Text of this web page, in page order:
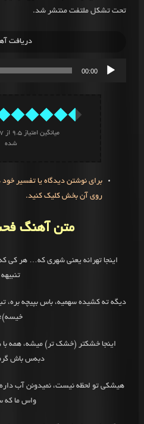
تحت تشکل ملتفت منتشر شد.
دریافت
پخش‌کننده
00:00
میانگین امتیاز9.5 از
شده
برای نوشتن دیدگاه یا تفسیر
روی آن بخش کلیک کنید.
متن آهنگ
اینجا تهرانه یعنی‌ شهری که… هر کی‌
تنبیهه
دیگه ته کشیده سهمیه، باس بپیچه بره،
خیسه)؛
اینجا خشکتر (خشک تر) میشه، همه
دبه‌س باش
هیشکی تو لحظه نیست‌، نمیدونن آب
واس ما که